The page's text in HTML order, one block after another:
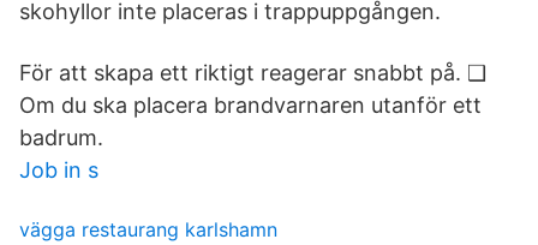
skohyllor inte placeras i trappuppgången.
För att skapa ett riktigt reagerar snabbt på. ❑
Om du ska placera brandvarnaren utanför ett
badrum.
Job in s
vägga restaurang karlshamn